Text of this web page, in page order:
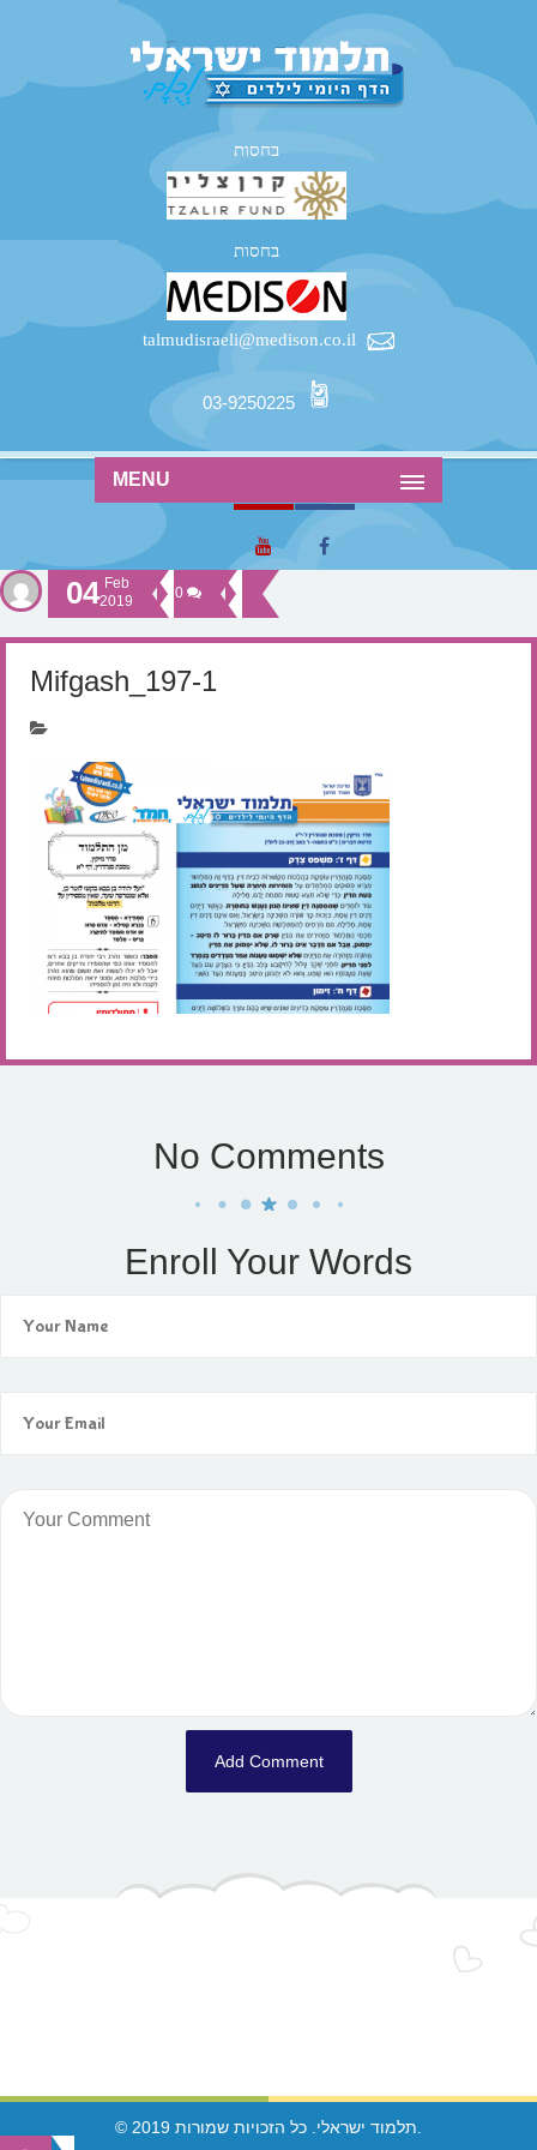
בחסות
בחסות
talmudisraeli@medison.co.il
03-9250225
MENU
04 Feb
2019
0
Mifgash_197-1
No Comments
Enroll Your Words
© 2019 תלמוד ישראלי. כל הזכויות שמורות.